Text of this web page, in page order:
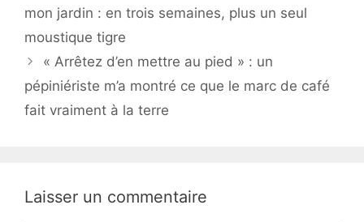
mon jardin : en trois semaines, plus un seul
moustique tigre
« Arrêtez d’en mettre au pied » : un
pépiniériste m’a montré ce que le marc de café
fait vraiment à la terre
Laisser un commentaire